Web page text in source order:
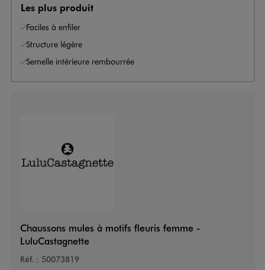
Les plus produit
Faciles à enfiler
Structure légère
Semelle intérieure rembourrée
Chaussons mules à motifs fleuris femme -
LuluCastagnette
Réf. : 50073819